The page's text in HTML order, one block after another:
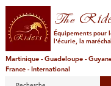
The
Équipements pour
l'écurie, la
Martinique - Guadeloupe -
France - International